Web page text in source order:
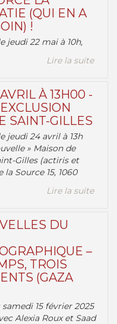
(QUI EN A
!
jeudi 22 mai à 10h,
Lire la suite
À 13H00 -
SAINT-GILLES
jeudi 24 avril à 13h
» Maison de
Gilles (actiris et
la Source 15, 1060
Lire la suite
DU
–
TROIS
(GAZA
15 février 2025
Alexia Roux et Saad